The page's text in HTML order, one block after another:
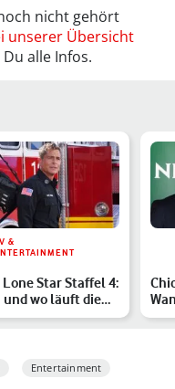
nicht gehört
unserer Übersicht
alle Infos.
&
Lone Star Staffel 4:
und wo läuft die
in …
Entertainment